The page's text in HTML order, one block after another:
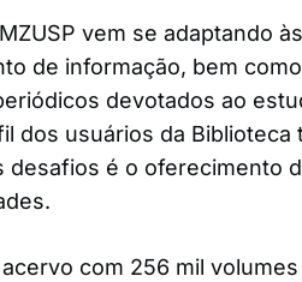
vem se adaptando
de informação, bem
devotados ao
dos usuários da
desafios é o oferecimento
com 256 mil